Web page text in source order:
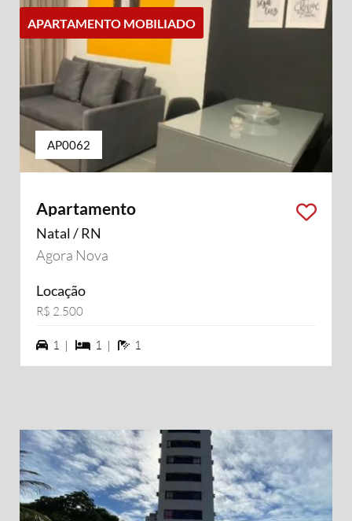
APARTAMENTO MOBILIADO
AP0062
Apartamento
Natal / RN
Agora Nova
Locação
R$ 2.500
1 vagas na garagem
1 | 1 dormiórios
1 | 1 banheiros
1